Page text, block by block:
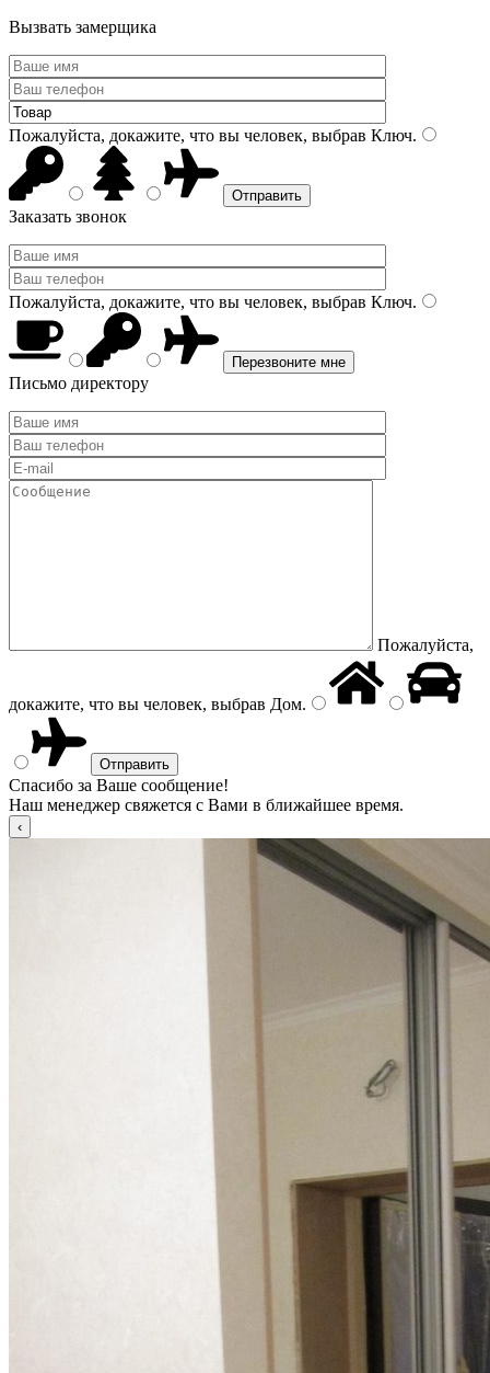
Вызвать замерщика
Пожалуйста, докажите, что вы человек, выбрав Ключ.
Заказать звонок
Пожалуйста, докажите, что вы человек, выбрав Ключ.
Письмо директору
Пожалуйста,
докажите, что вы человек, выбрав Дом.
Спасибо за Ваше сообщение!
Наш менеджер свяжется с Вами в ближайшее время.